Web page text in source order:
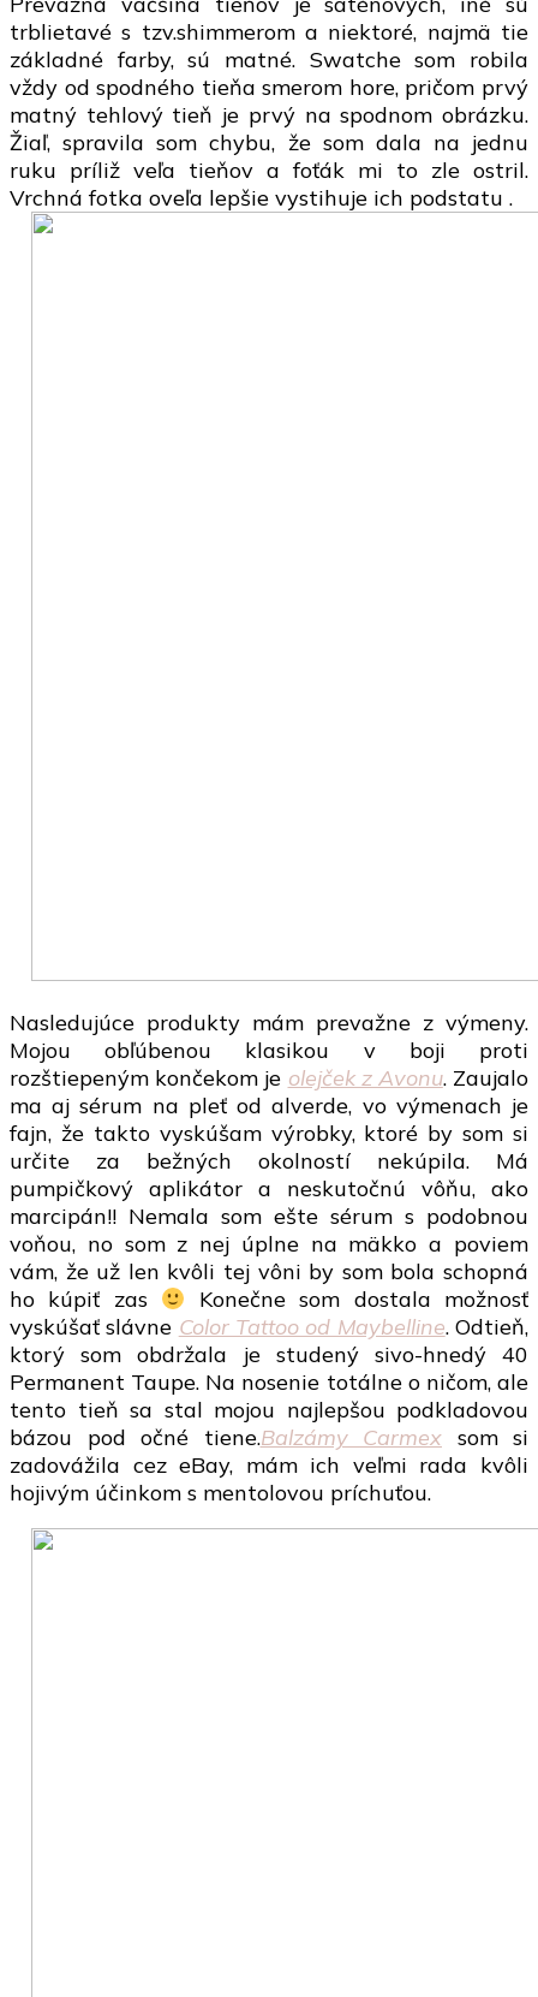
trblietavé s tzv.shimmerom a niektoré, najmä tie
základné farby, sú matné. Swatche som robila
vždy od spodného tieňa smerom hore, pričom prvý
matný tehlový tieň je prvý na spodnom obrázku.
Žiaľ, spravila som chybu, že som dala na jednu
ruku príliž veľa tieňov a foťák mi to zle ostril.
Vrchná fotka oveľa lepšie vystihuje ich podstatu .
Nasledujúce produkty mám prevažne z výmeny.
Mojou obľúbenou klasikou v boji proti
rozštiepeným končekom je olejček z Avonu. Zaujalo
ma aj sérum na pleť od alverde, vo výmenach je
fajn, že takto vyskúšam výrobky, ktoré by som si
určite za bežných okolností nekúpila. Má
pumpičkový aplikátor a neskutočnú vôňu, ako
marcipán!! Nemala som ešte sérum s podobnou
voňou, no som z nej úplne na mäkko a poviem
vám, že už len kvôli tej vôni by som bola schopná
ho kúpiť zas
Konečne som dostala možnosť
vyskúšať slávne Color Tattoo od Maybelline. Odtieň,
ktorý som obdržala je studený sivo-hnedý 40
Permanent Taupe. Na nosenie totálne o ničom, ale
tento tieň sa stal mojou najlepšou podkladovou
bázou pod očné tiene.Balzámy Carmex som si
zadovážila cez eBay, mám ich veľmi rada kvôli
hojivým účinkom s mentolovou príchuťou.